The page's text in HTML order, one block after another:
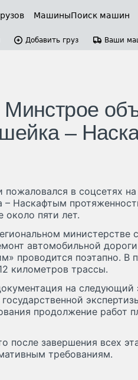
МашиныПоиск машин
Добавить груз Ваши
–
в соцсетях
Наскафтым
около пяти лет.
министерстве
автомобильной
проводится поэтапно. В
километров трассы.
на следующий
продолжение работ
после завершения всех
требованиям.